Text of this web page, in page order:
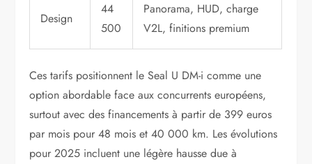
Design
44
500
Panorama, HUD, charge
V2L, finitions premium
Ces tarifs positionnent le Seal U DM-i comme une
option abordable face aux concurrents européens,
surtout avec des financements à partir de 399 euros
par mois pour 48 mois et 40 000 km. Les évolutions
pour 2025 incluent une légère hausse due à